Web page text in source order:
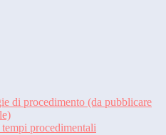
di procedimento (da pubblicare
procedimentali